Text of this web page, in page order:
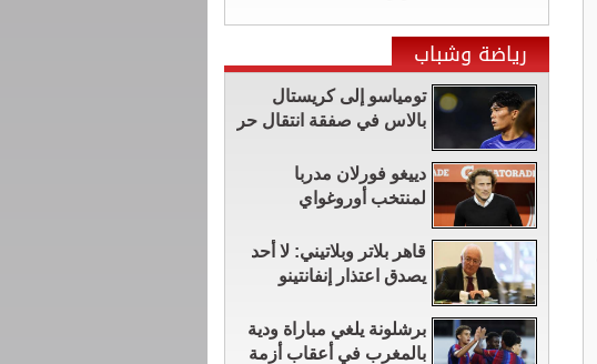
رياضة وشباب
تومياسو إلى كريستال
بالاس في صفقة انتقال حر
دييغو فورلان مدربا
لمنتخب أوروغواي
قاهر بلاتر وبلاتيني: لا أحد
يصدق اعتذار إنفانتينو
برشلونة يلغي مباراة ودية
بالمغرب في أعقاب أزمة